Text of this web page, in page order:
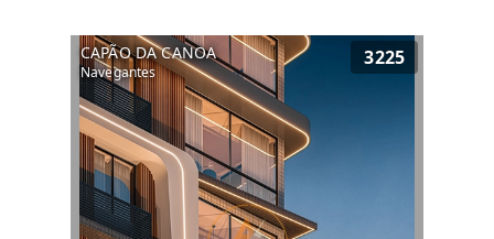
CAPÃO DA CANOA
Navegantes
3225